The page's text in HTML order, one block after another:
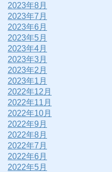
2023年8月
2023年7月
2023年6月
2023年5月
2023年4月
2023年3月
2023年2月
2023年1月
2022年12月
2022年11月
2022年10月
2022年9月
2022年8月
2022年7月
2022年6月
2022年5月